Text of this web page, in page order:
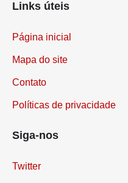
Links úteis
Página inicial
Mapa do site
Contato
Políticas de privacidade
Siga-nos
Twitter